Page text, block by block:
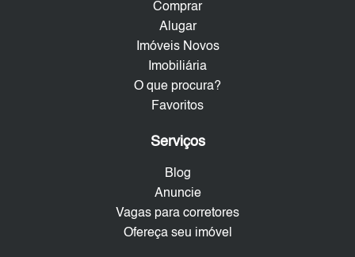
Comprar
Alugar
Imóveis Novos
Imobiliária
O que procura?
Favoritos
Serviços
Blog
Anuncie
Vagas para corretores
Ofereça seu imóvel